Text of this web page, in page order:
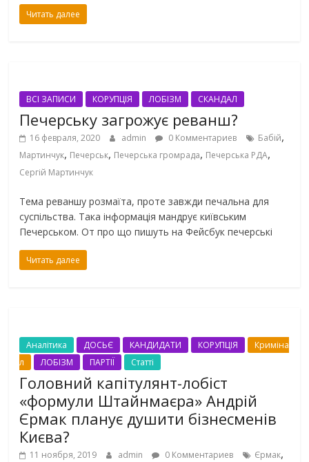
Читать далее
ВСІ ЗАПИСИ КОРУПЦІЯ ЛОБІЗМ СКАНДАЛ
Печерську загрожує реванш?
16 февраля, 2020 admin 0 Комментариев Бабій,
Мартинчук, Печерськ, Печерська громрада, Печерська РДА,
Сергій Мартинчук
Тема реваншу розмаїта, проте завжди печальна для
суспільства. Така інформація мандрує київським
Печерськом. От про що пишуть на Фейсбук печерські
Читать далее
Аналітика ДОСЬЄ КАНДИДАТИ КОРУПЦІЯ
Криміна
л
ЛОБІЗМ ПАРТІЇ Статті
Головний капітулянт-лобіст
«формули Штайнмаєра» Андрій
Єрмак планує душити бізнесменів
Києва?
11 ноября, 2019 admin 0 Комментариев Єрмак,